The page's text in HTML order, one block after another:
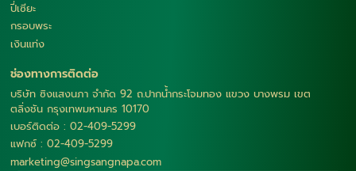
ปี่เซียะ
กรอบพระ
เงินแท่ง
ช่องทางการติดต่อ
บริษัท ซิงแสงนภา จำกัด 92 ถ.ปากน้ำกระโจมทอง แขวง บางพรม เขต
ตลิ่งชัน กรุงเทพมหานคร 10170
เบอร์ติดต่อ : 02-409-5299
แฟกซ์ : 02-409-5299
marketing@singsangnapa.com